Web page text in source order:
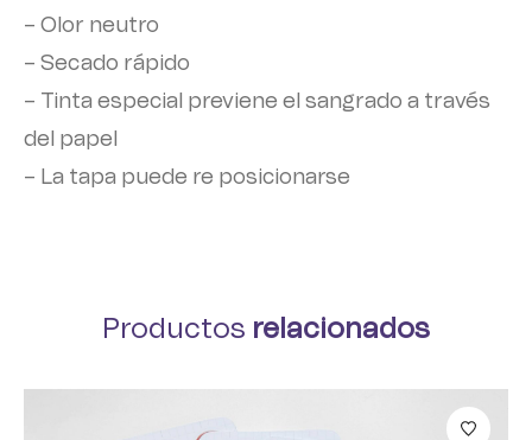
– Olor neutro
– Secado rápido
– Tinta especial previene el sangrado a través
del papel
– La tapa puede re posicionarse
Productos relacionados